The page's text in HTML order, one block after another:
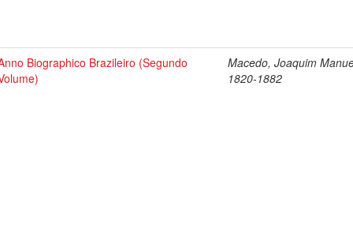
Biographico Brazileiro (Segundo
Macedo, Joaquim
1820-1882